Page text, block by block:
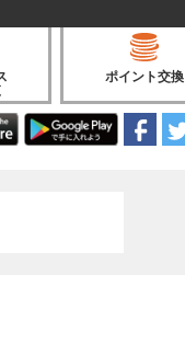
ポイント交換